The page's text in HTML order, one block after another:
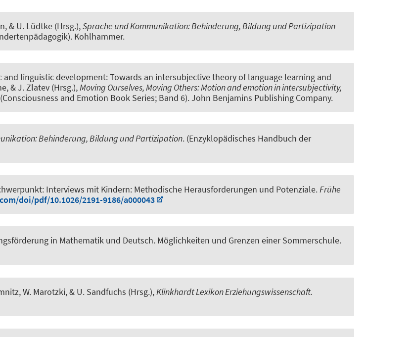
& U. Lüdtke (Hrsg.),Sprache und Kommunikation: Behinderung, Bildung und Partizipation
Kohlhammer.
linguistic development: Towards an intersubjective theory of language learning and
& J. Zlatev (Hrsg.),Moving Ourselves, Moving Others: Motion and emotion in intersubjectivity,
and Emotion Book Series; Band 6). John Benjamins Publishing Company.
Behinderung, Bildung und Partizipation. (Enzyklopädisches Handbuch der
Interviews mit Kindern: Methodische Herausforderungen und Potenziale.Frühe
doi/pdf/10.1026/2191-9186/a000043
in Mathematik und Deutsch. Möglichkeiten und Grenzen einer Sommerschule.
W. Marotzki, & U. Sandfuchs (Hrsg.),Klinkhardt Lexikon Erziehungswissenschaft.